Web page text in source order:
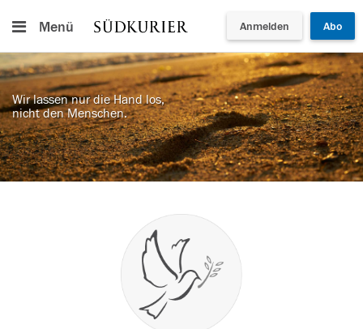
Menü Anmelden Abo
Wir lassen nur die Hand los,
nicht den Menschen.